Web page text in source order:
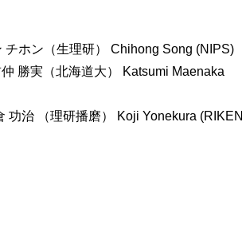
ホン（生理研） Chihong Song (NIPS)
勝実（北海道大） Katsumi Maenaka
治 （理研播磨） Koji Yonekura (RIKEN